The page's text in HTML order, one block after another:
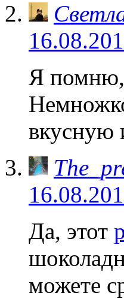
Я помню,
вкусную
Да, этот
можете